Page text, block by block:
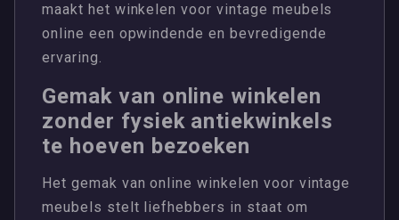
maakt het winkelen voor vintage meubels
online een opwindende en bevredigende
ervaring.
Gemak van online winkelen
zonder fysiek antiekwinkels
te hoeven bezoeken
Het gemak van online winkelen voor vintage
meubels stelt liefhebbers in staat om